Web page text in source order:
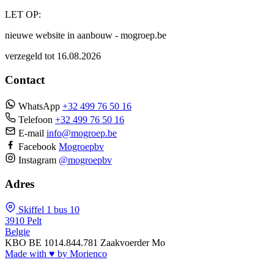
LET OP:
nieuwe website in aanbouw - mogroep.be
verzegeld tot 16.08.2026
Contact
WhatsApp +32 499 76 50 16
Telefoon +32 499 76 50 16
E-mail info@mogroep.be
Facebook Mogroepbv
Instagram @mogroepbv
Adres
Skiffel 1 bus 10
3910 Pelt
Belgie
KBO BE 1014.844.781 ZaakvoerderMo
Made with ♥ by Morienco